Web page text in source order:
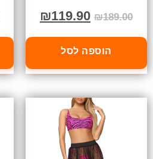
₪189.00
₪119.90
הוספה לסל